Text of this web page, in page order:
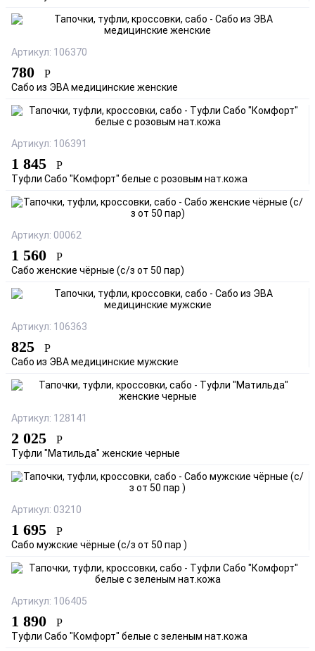
Артикул: 106370
780 Р
Сабо из ЭВА медицинские женские
Артикул: 106391
1 845 Р
Туфли Сабо "Комфорт" белые с розовым нат.кожа
Артикул: 00062
1 560 Р
Сабо женские чёрные (с/з от 50 пар)
Артикул: 106363
825 Р
Сабо из ЭВА медицинские мужские
Артикул: 128141
2 025 Р
Туфли "Матильда" женские черные
Артикул: 03210
1 695 Р
Сабо мужские чёрные (с/з от 50 пар )
Артикул: 106405
1 890 Р
Туфли Сабо "Комфорт" белые с зеленым нат.кожа